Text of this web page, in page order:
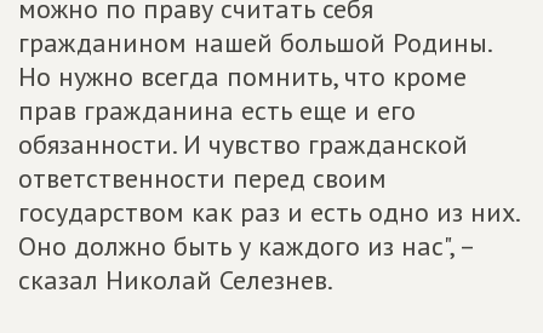
можно по праву считать себя
гражданином нашей большой Родины.
Но нужно всегда помнить, что кроме
прав гражданина есть еще и его
обязанности. И чувство гражданской
ответственности перед своим
государством как раз и есть одно из них.
Оно должно быть у каждого из нас", –
сказал Николай Селезнев.